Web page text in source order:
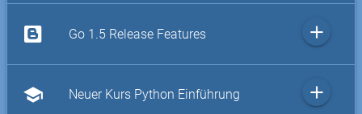
Go 1.5 Release Features add
school Neuer Kurs Python Einführung add